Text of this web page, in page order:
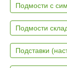
Подмости с
Подмости
Подставки